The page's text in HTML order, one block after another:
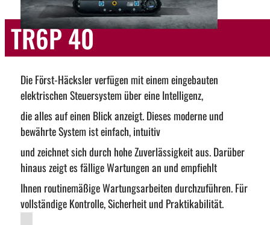
TR6P 40
Die Först-Häcksler verfügen mit einem eingebauten
elektrischen Steuersystem über eine Intelligenz,
die alles auf einen Blick anzeigt. Dieses moderne und
bewährte System ist einfach, intuitiv
und zeichnet sich durch hohe Zuverlässigkeit aus. Darüber
hinaus zeigt es fällige Wartungen an und empfiehlt
Ihnen routinemäßige Wartungsarbeiten durchzuführen. Für
vollständige Kontrolle, Sicherheit und Praktikabilität.